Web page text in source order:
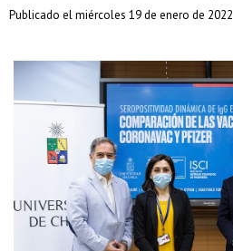
Publicado el miércoles 19 de enero de 2022